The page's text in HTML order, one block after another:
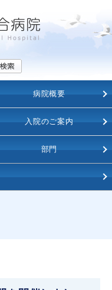
病院概要
入院のご案内
部門